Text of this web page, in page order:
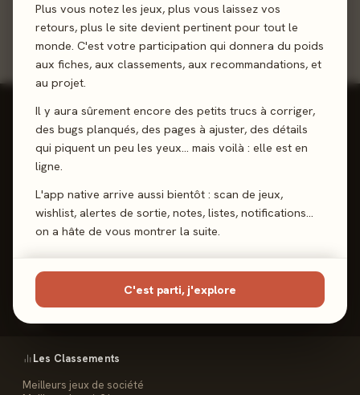
Plus vous notez les jeux, plus vous laissez vos
retours, plus le site devient pertinent pour tout le
monde. C'est votre participation qui donnera du poids
aux fiches, aux classements, aux recommandations, et
au projet.
Il y aura sûrement encore des petits trucs à corriger,
des bugs planqués, des pages à ajuster, des détails
qui piquent un peu les yeux… mais voilà : elle est en
ligne.
L'app native arrive aussi bientôt : scan de jeux,
wishlist, alertes de sortie, notes, listes, notifications…
on a hâte de vous montrer la suite.
C'est parti, j'explore
Reviews, Avis & Tendances
Jeux de Société
Les Meeples
Contact
FAQ
Les Classements
Meilleurs jeux de société